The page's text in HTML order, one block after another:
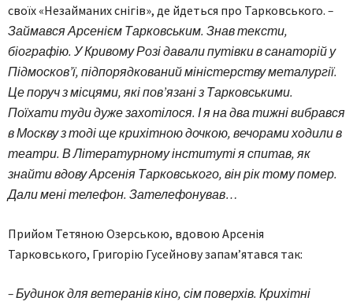
своїх «Незайманих снігів», де йдеться про Тарковського. –
Займався Арсенієм Тарковським. Знав тексти,
біографію. У Кривому Розі давали путівки в санаторій у
Підмосков’ї, підпорядкований міністерству металургії.
Це поруч з місцями, які пов’язані з Тарковськими.
Поїхати туди дуже захотілося. І я на два тижні вибрався
в Москву з тоді ще крихітною дочкою, вечорами ходили в
театри. В Літературному інституті я спитав, як
знайти вдову Арсенія Тарковського, він рік тому помер.
Дали мені телефон. Зателефонував…
Прийом Тетяною Озерською, вдовою Арсенія
Тарковського, Григорію Гусейнову запам’ятався так:
– Будинок для ветеранів кіно, сім поверхів. Крихітні